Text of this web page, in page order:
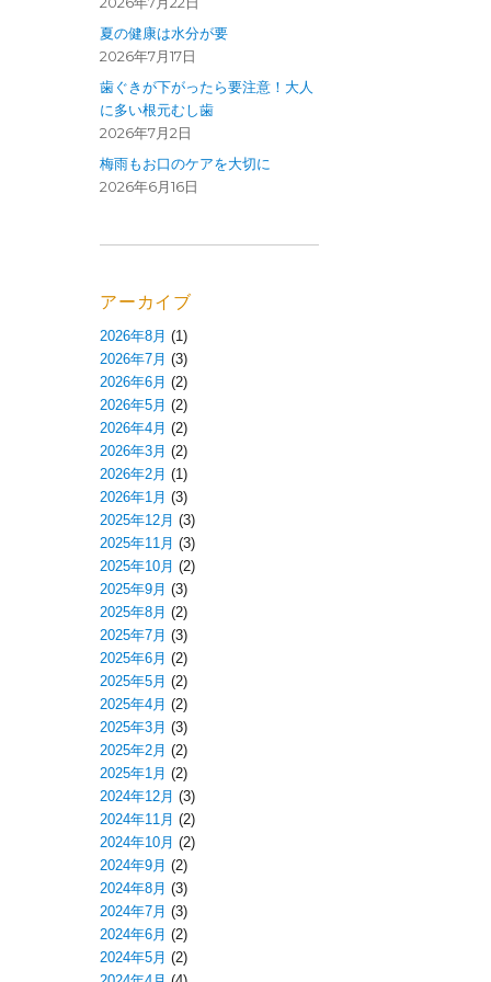
夏の健康は水分が要
2026年7月17日
歯ぐきが下がったら要注意！大人
に多い根元むし歯
2026年7月2日
梅雨もお口のケアを大切に
2026年6月16日
アーカイブ
2026年8月 (1)
2026年7月 (3)
2026年6月 (2)
2026年5月 (2)
2026年4月 (2)
2026年3月 (2)
2026年2月 (1)
2026年1月 (3)
2025年12月 (3)
2025年11月 (3)
2025年10月 (2)
2025年9月 (3)
2025年8月 (2)
2025年7月 (3)
2025年6月 (2)
2025年5月 (2)
2025年4月 (2)
2025年3月 (3)
2025年2月 (2)
2025年1月 (2)
2024年12月 (3)
2024年11月 (2)
2024年10月 (2)
2024年9月 (2)
2024年8月 (3)
2024年7月 (3)
2024年6月 (2)
2024年5月 (2)